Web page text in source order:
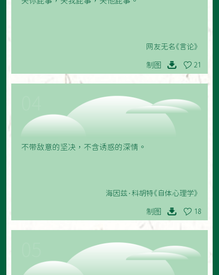
网友无名《言论》
制图 21
不带敌意的坚决，不含诱惑的深情。
海因兹·科胡特《自体心理学》
制图 18